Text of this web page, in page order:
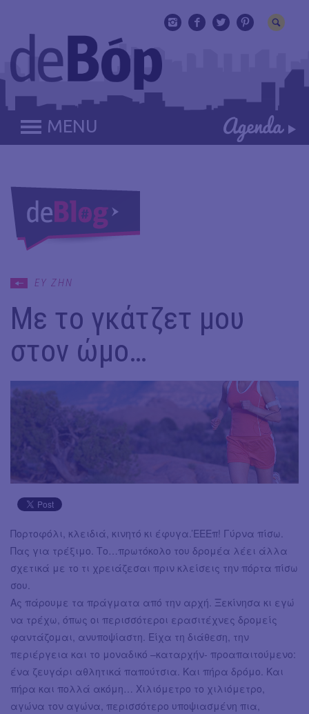
MENU
ΕΥ ΖΗΝ
Mε το γκάτζετ μου
στον ώμο…
Πορτοφόλι, κλειδιά, κινητό κι έφυγα.’EEEπ! Γύρνα πίσω.
Πας για τρέξιμο. Το…πρωτόκολο του δρομέα λέει άλλα
σχετικά με το τι χρειάζεσαι πριν κλείσεις την πόρτα πίσω
σου.
Ας πάρουμε τα πράγματα από την αρχή. Ξεκίνησα κι εγώ
να τρέχω, όπως οι περισσότεροι ερασιτέχνες δρομείς
φαντάζομαι, ανυποψίαστη. Είχα τη διάθεση, την
περιέργεια και το μοναδικό –καταρχήν- προαπαιτούμενο:
ένα ζευγάρι αθλητικά παπούτσια. Και πήρα δρόμο. Και
πήρα και πολλά ακόμη… Χιλιόμετρο το χιλιόμετρο,
αγώνα τον αγώνα, περισσότερο υποψιασμένη πια,